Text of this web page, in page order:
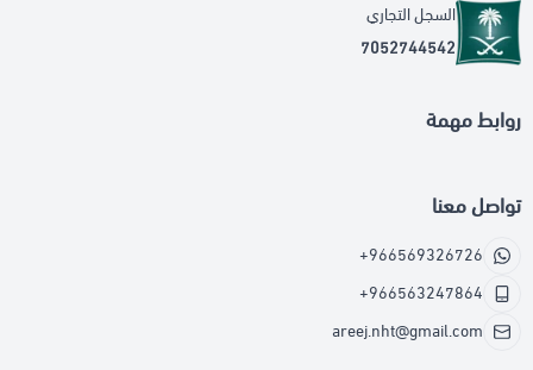
السجل التجاري
7052744542
روابط مهمة
تواصل معنا
+966569326726
+966563247864
areej.nht@gmail.com